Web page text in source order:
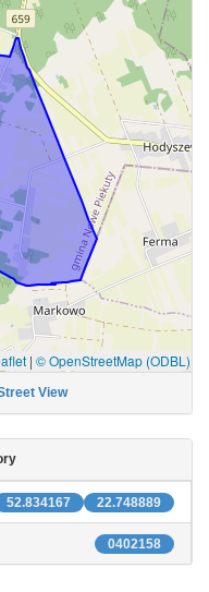
| © OpenStreetMap (ODBL)
View
22.748889
52.834167
0402158